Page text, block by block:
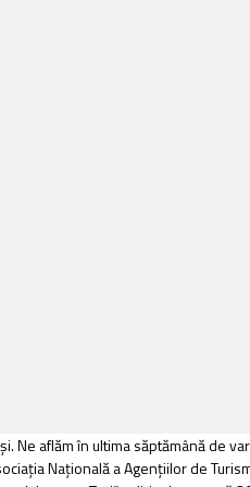
Ne aflăm în ultima săptămână de
Naţională a Agenţiilor de